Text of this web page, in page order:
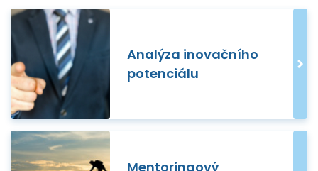
Analýza inovačního
potenciálu
Mentoringový